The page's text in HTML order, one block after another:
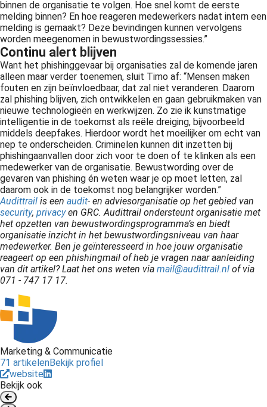
binnen de organisatie te volgen. Hoe snel komt de eerste
melding binnen? En hoe reageren medewerkers nadat intern een
melding is gemaakt? Deze bevindingen kunnen vervolgens
worden meegenomen in bewustwordingssessies.”
Continu alert blijven
Want het phishinggevaar bij organisaties zal de komende jaren
alleen maar verder toenemen, sluit Timo af: “Mensen maken
fouten en zijn beïnvloedbaar, dat zal niet veranderen. Daarom
zal phishing blijven, zich ontwikkelen en gaan gebruikmaken van
nieuwe technologieën en werkwijzen. Zo zie ik kunstmatige
intelligentie in de toekomst als reële dreiging, bijvoorbeeld
middels deepfakes. Hierdoor wordt het moeilijker om echt van
nep te onderscheiden. Criminelen kunnen dit inzetten bij
phishingaanvallen door zich voor te doen of te klinken als een
medewerker van de organisatie. Bewustwording over de
gevaren van phishing én weten waar je op moet letten, zal
daarom ook in de toekomst nog belangrijker worden.”
Audittrail is een audit- en adviesorganisatie op het gebied van
security, privacyen GRC. Audittrail ondersteunt organisatie met
het opzetten van bewustwordingsprogramma’s en biedt
organisatie inzicht in het bewustwordingsniveau van haar
medewerker. Ben je geïnteresseerd in hoe jouw organisatie
reageert op een phishingmail of heb je vragen naar aanleiding
van dit artikel? Laat het ons weten via mail@audittrail.nl of via
071 - 747 17 17.
Marketing & Communicatie
71 artikelenBekijk profiel
website
Bekijk ook